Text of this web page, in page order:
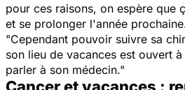
pour ces raisons, on espère que
et se prolonger l'année
"Cependant pouvoir suivre sa
son lieu de vacances est ouvert
parler à son médecin."